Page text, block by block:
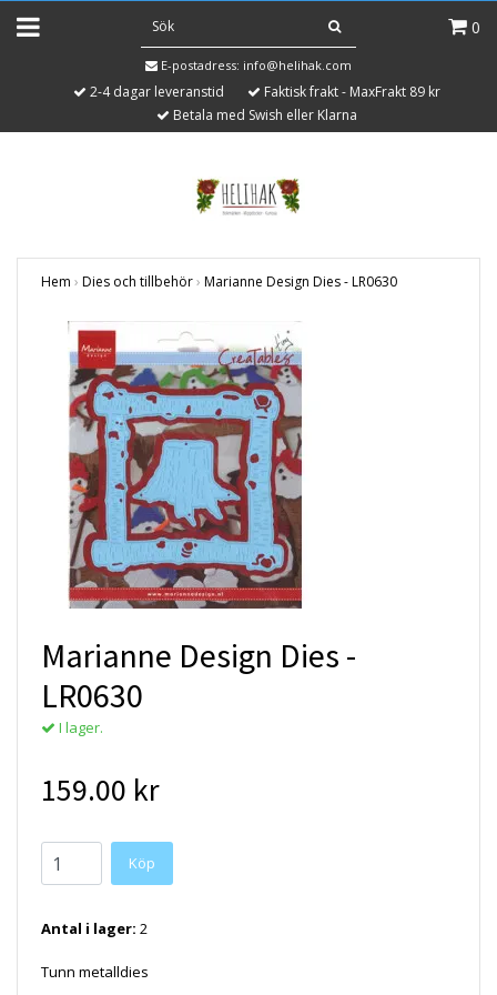
0
E-postadress: info@helihak.com
2-4 dagar leveranstid
Faktisk frakt - MaxFrakt 89 kr
Betala med Swish eller Klarna
Hem › Dies och tillbehör› Marianne Design Dies - LR0630
Marianne Design Dies -
LR0630
I lager.
159.00 kr
Antal i lager: 2
Tunn metalldies